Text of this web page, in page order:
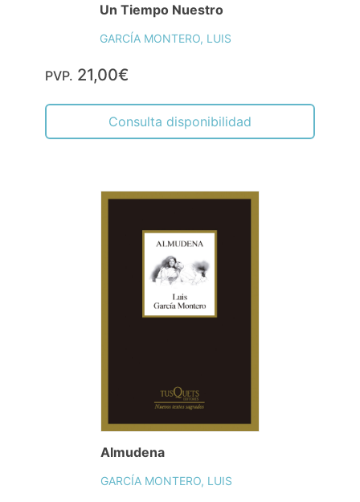
Un Tiempo Nuestro
GARCÍA MONTERO, LUIS
PVP. 21,00€
Consulta disponibilidad
Almudena
GARCÍA MONTERO, LUIS